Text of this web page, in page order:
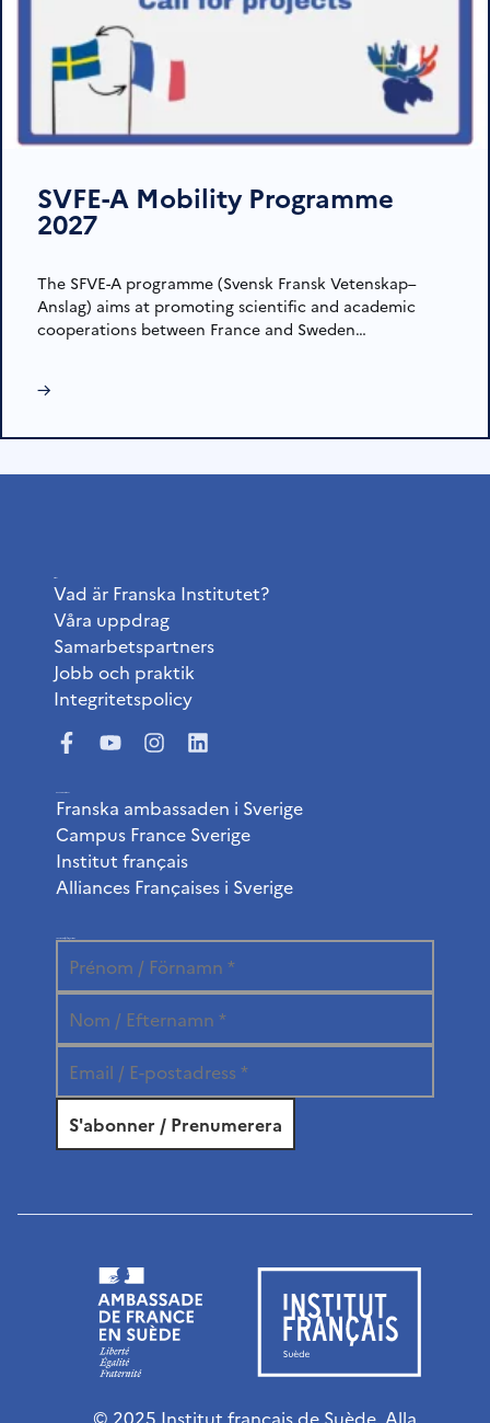
SVFE-A Mobility Programme
2027
The SFVE-A programme (Svensk Fransk Vetenskap–
Anslag) aims at promoting scientific and academic
cooperations between France and Sweden…
→
Vad är Franska Institutet?
Våra uppdrag
Samarbetspartners
Jobb och praktik
Integritetspolicy
Franska ambassaden i Sverige
Campus France Sverige
Institut français
Alliances Françaises i Sverige
© 2025 Institut français de Suède. Alla